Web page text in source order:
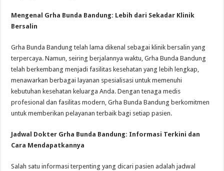
Mengenal Grha Bunda Bandung: Lebih dari Sekadar Klinik
Bersalin
Grha Bunda Bandung telah lama dikenal sebagai klinik bersalin yang
terpercaya. Namun, seiring berjalannya waktu, Grha Bunda Bandung
telah berkembang menjadi fasilitas kesehatan yang lebih lengkap,
menawarkan berbagai layanan spesialisasi untuk memenuhi
kebutuhan kesehatan keluarga Anda. Dengan tenaga medis
profesional dan fasilitas modern, Grha Bunda Bandung berkomitmen
untuk memberikan pelayanan terbaik bagi setiap pasien.
Jadwal Dokter Grha Bunda Bandung: Informasi Terkini dan
Cara Mendapatkannya
Salah satu informasi terpenting yang dicari pasien adalah jadwal